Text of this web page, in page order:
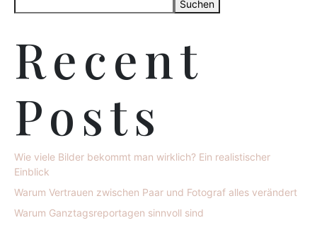
Suchen
Recent
Posts
Wie viele Bilder bekommt man wirklich? Ein realistischer
Einblick
Warum Vertrauen zwischen Paar und Fotograf alles verändert
Warum Ganztagsreportagen sinnvoll sind